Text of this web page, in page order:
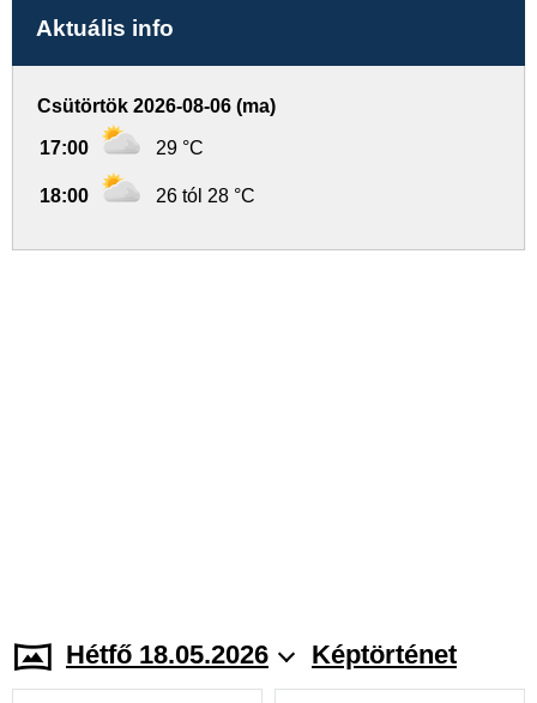
Aktuális info
Csütörtök 2026-08-06 (ma)
17:00 29 °C
18:00 26 tól 28 °C
Hétfő 18.05.2026 Képtörténet